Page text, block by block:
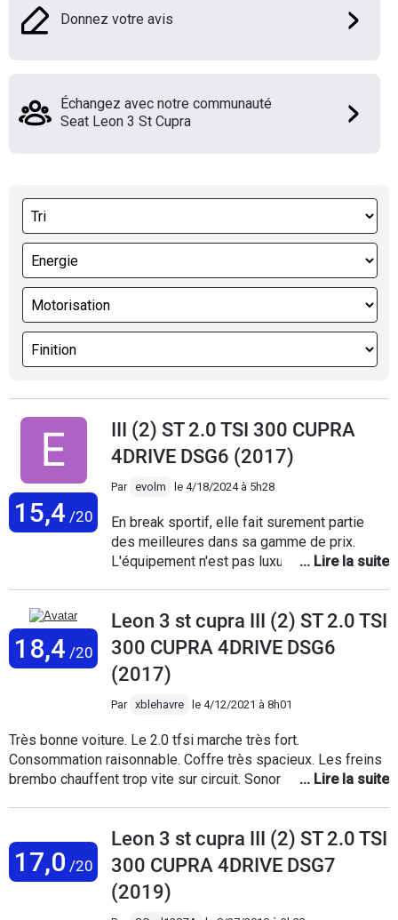
Donnez votre avis
Échangez avec notre communauté
Seat Leon 3 St Cupra
15,4 /20
III (2) ST 2.0 TSI 300 CUPRA
4DRIVE DSG6 (2017)
Par evolm le 4/18/2024 à 5h28
En break sportif, elle fait surement partie
des meilleures dans sa gamme de prix.
L'équipement n'est pas luxueux mais
indispensable) donne beaucoup de
luminosité et son coffre immense est un
véritable atout. Possesseur précédemment
d'une megane 3 RS, le comparatif est
compliqué car ce n'est pas du tout le même
pas du tout le même plaisir de conduire, la
mégane étant bien sur plus agile et plus fun.
La Leon fait le job en terme de puissance
à on goût trop automatisé avec un
retrogradage automatique de 2 rapports
quand on pousse le turbo certes logique
pour le couple mais trop restrictif en terme
de conduite. Et je la trouve beaucoup plus
18,4 /20
Leon 3 st cupra III (2) ST 2.0 TSI
300 CUPRA 4DRIVE DSG6
(2017)
Par xblehavre le 4/12/2021 à 8h01
Très bonne voiture. Le 2.0 tfsi marche très fort.
Consommation raisonnable. Coffre très spacieux. Les freins
brembo chauffent trop vite sur circuit. Sonorité moteur assez
marqués. Grande polyvalence, voiture à tout faire. Aucun
regret.
17,0 /20
Leon 3 st cupra III (2) ST 2.0 TSI
300 CUPRA 4DRIVE DSG7
(2019)